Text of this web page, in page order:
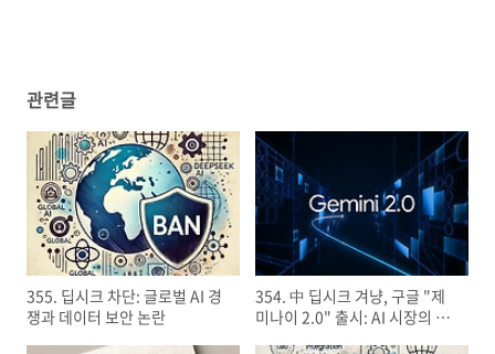
관련글
355. 딥시크 차단: 글로벌 AI 경
쟁과 데이터 보안 논란
354. 中 딥시크 겨냥, 구글 "제
미나이 2.0" 출시: AI 시장의 새